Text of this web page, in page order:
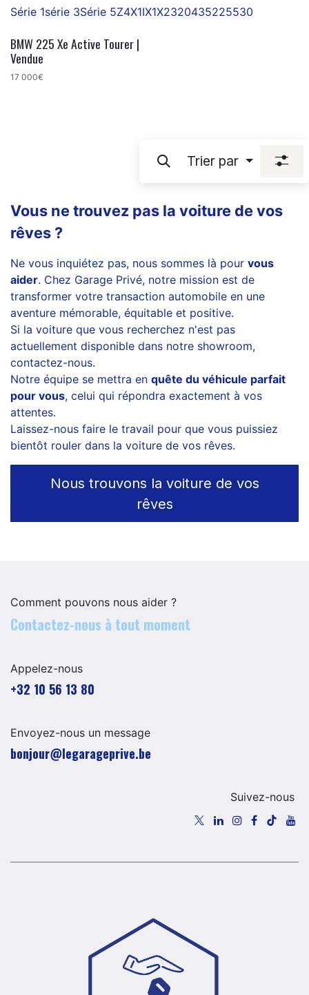
Série 1série 3Série 5Z4X1IX1X2320435225530
BMW 225 Xe Active Tourer |
Vendue
17 000€
Trier par
Vous ne trouvez pas la voiture de vos
rêves ?
Ne vous inquiétez pas, nous sommes là pour vous
aider. Chez Garage Privé, notre mission est de
transformer votre transaction automobile en une
aventure mémorable, équitable et positive.
Si la voiture que vous recherchez n'est pas
actuellement disponible dans notre showroom,
contactez-nous.
Notre équipe se mettra en quête du véhicule parfait
pour vous, celui qui répondra exactement à vos
attentes.
Laissez-nous faire le travail pour que vous puissiez
bientôt rouler dans la voiture de vos rêves.
Nous trouvons la voiture de vos
rêves
Comment pouvons nous aider ?
Contactez-nous à tout moment
Appelez-nous
+32 10 56 13 80
Envoyez-nous un message
​​​​​​​​​​​bo​n​jour​@​lega​ra​geprive.​b​e​​​
Suivez-nous